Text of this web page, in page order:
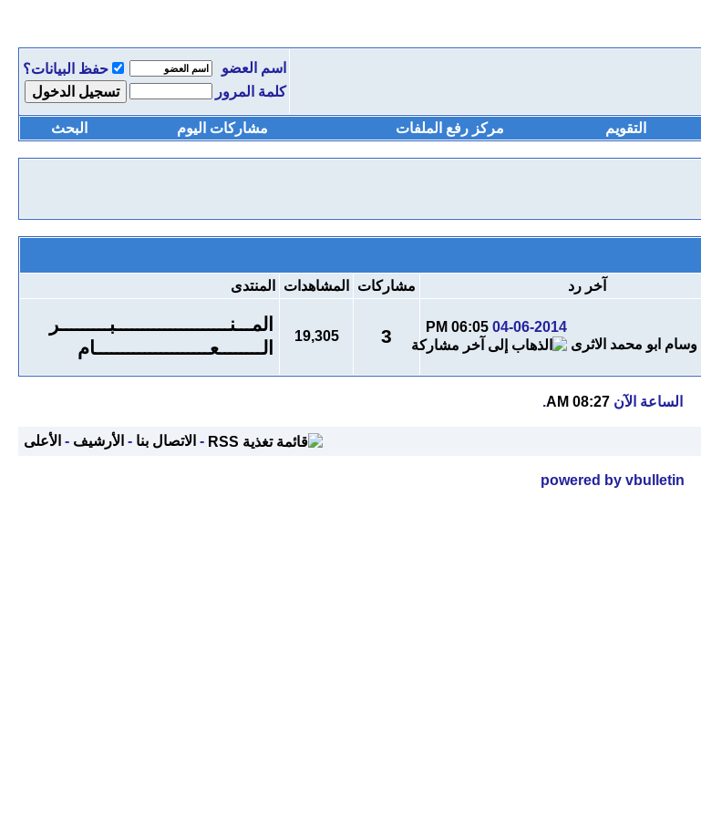
اسم العضو
حفظ البيانات؟
كلمة المرور
التقويم مركز رفع الملفات مشاركات اليوم البحث
آخر رد مشاركات المشاهدات المنتدى
04-06-2014
06:05 PM
وسام ابو محمد الاثرى 3
19,305
المـــنـــــــــــــــــــــبـــــــــر
الــــــــعـــــــــــــــــــــام
الساعة الآن 08:27 AM
.
- الاتصال بنا - الأرشيف - الأعلى
powered by vbulletin